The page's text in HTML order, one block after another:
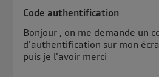
Code authentification
Bonjour , on me demande un
d'authentification sur mon
puis je l'avoir merci